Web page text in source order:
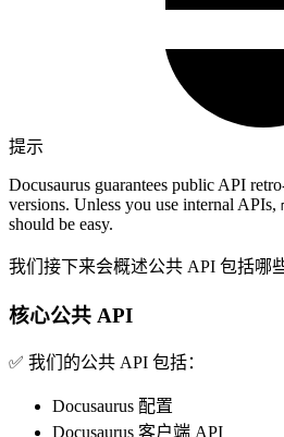
提示
Docusaurus guarantees public API
versions. Unless you use internal APIs,
should be easy.
我们接下来会概述公共 API 包括哪
核心公共 API
✅ 我们的公共 API 包括：
Docusaurus 配置
Docusaurus 客户端 API